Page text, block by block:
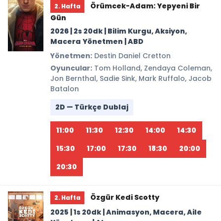
2. Hafta
Örümcek-Adam: Yepyeni Bir
Gün
2026 | 2s 20dk | Bilim Kurgu, Aksiyon,
Macera Yönetmen | ABD
Yönetmen: Destin Daniel Cretton
Oyuncular: Tom Holland, Zendaya Coleman,
Jon Bernthal, Sadie Sink, Mark Ruffalo, Jacob
Batalon
2D — Türkçe Dublaj
11:00 11:30 12:30 14:00
14:30
15:30
17:00 17:30 18:30
20:00
20:30
2. Hafta
Özgür Kedi Scotty
2025 | 1s 20dk | Animasyon, Macera, Aile